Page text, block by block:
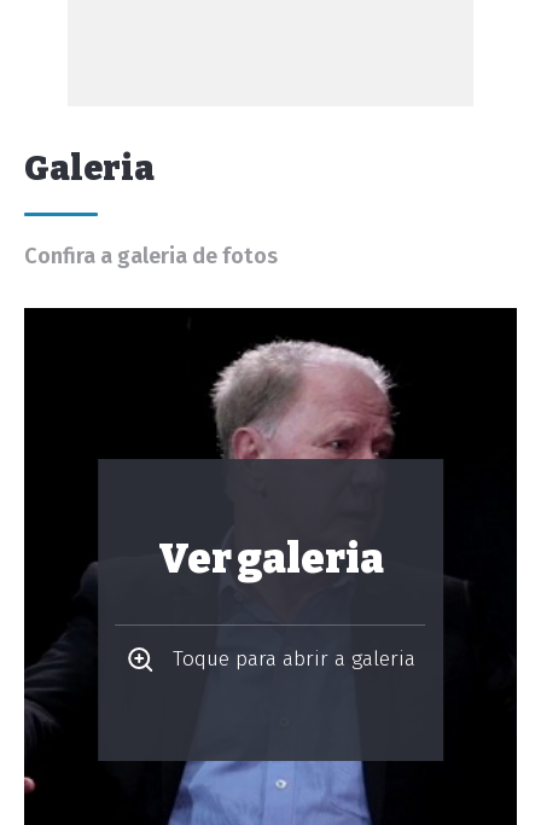
Galeria
Confira a galeria de fotos
Ver galeria
Toque para abrir a galeria